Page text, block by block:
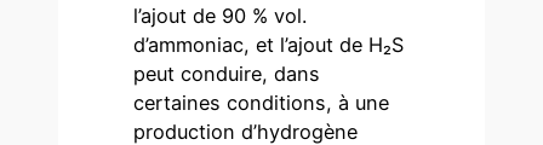
l’ajout de 90 % vol.
d’ammoniac, et l’ajout de H₂S
peut conduire, dans
certaines conditions, à une
production d’hydrogène